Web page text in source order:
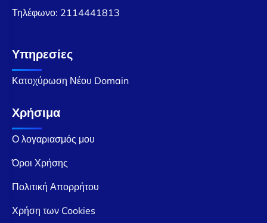
Τηλέφωνο: 2114441813
Υπηρεσίες
Κατοχύρωση Νέου Domain
Χρήσιμα
Ο λογαριασμός μου
Όροι Χρήσης
Πολιτική Απορρήτου
Χρήση των Cookies